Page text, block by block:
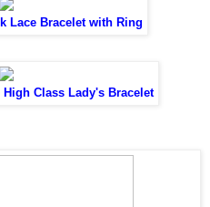
Lace Bracelet with Ring
Class Lady's Bracelet